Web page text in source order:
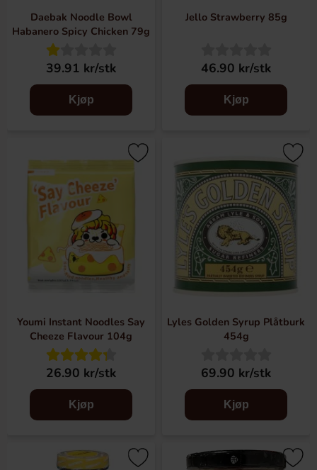
Daebak Noodle Bowl
Habanero Spicy Chicken 79g
39.91 kr/stk
Kjøp
Jello Strawberry 85g
46.90 kr/stk
Kjøp
Youmi Instant Noodles Say
Cheeze Flavour 104g
26.90 kr/stk
Kjøp
Lyles Golden Syrup Plåtburk
454g
69.90 kr/stk
Kjøp